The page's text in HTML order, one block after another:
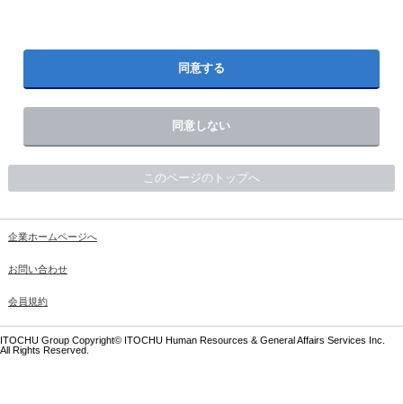
同意する
同意しない
このページのトップへ
企業ホームページへ
お問い合わせ
会員規約
ITOCHU Group Copyright© ITOCHU Human Resources & General Affairs Services Inc.
All Rights Reserved.